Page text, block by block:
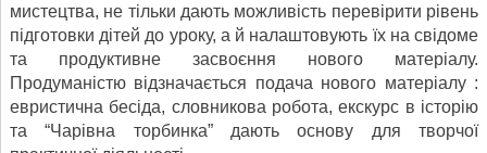
мистецтва, не тільки дають можливість перевірити рівень
підготовки дітей до уроку, а й налаштовують їх на свідоме
та продуктивне засвоєння нового матеріалу.
Продуманістю відзначається подача нового матеріалу :
евристична бесіда, словникова робота, екскурс в історію
та “Чарівна торбинка” дають основу для творчої